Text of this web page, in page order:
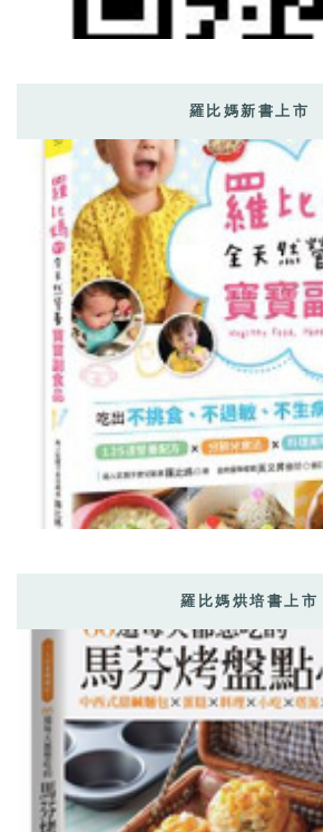
羅比媽新書上市
羅比媽烘培書上市